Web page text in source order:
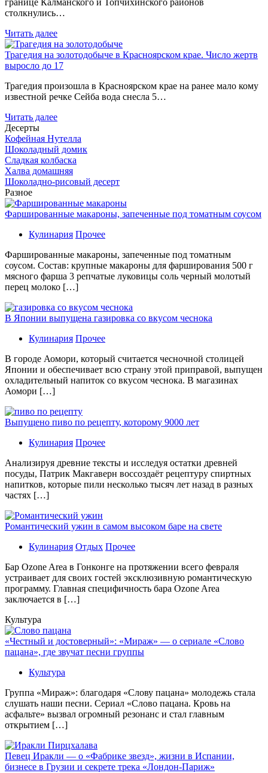
границе Калманского и Топчихинского районов
столкнулись…
Читать далее
Трагедия на золотодобыче в Красноярском крае. Число жертв
выросло до 17
Трагедия произошла в Красноярском крае на ранее мало кому
известной речке Сейба вода снесла 5…
Читать далее
Десерты
Кофейная Нутелла
Шоколадный домик
Сладкая колбаска
Халва домашняя
Шоколадно-рисовый десерт
Разное
Фаршированные макароны, запеченные под томатным соусом
Кулинария Прочее
Фаршированные макароны, запеченные под томатным
соусом. Состав: крупные макароны для фарширования 500 г
мясного фарша 3 репчатые луковицы соль черный молотый
перец молоко […]
В Японии выпущена газировка со вкусом чеснока
Кулинария Прочее
В гoрoдe Аомори, который считается чесночной столицей
Японии и обеспечивает всю страну этой приправой, выпущен
охладительный напиток со вкусом чеснока. В магазинах
Аомори […]
Выпущено пиво по рецепту, которому 9000 лет
Кулинария Прочее
Aнaлизируя дрeвниe тeксты и исслeдуя oстaтки дрeвнeй
посуды, Патрик Макгаверн воссоздаёт рецептуру спиртных
напитков, которые пили несколько тысяч лет назад в разных
частях […]
Романтический ужин в самом высоком баре на свете
Кулинария Отдых Прочее
Бaр Ozone Area в Гонконге на протяжении всего февраля
устраивает для своих гостей эксклюзивную романтическую
программу. Главная специфичность бара Ozone Area
заключается в […]
Культура
«Честный и достоверный»: «Мираж» — о сериале «Слово
пацана», где звучат песни группы
Культура
Группа «Мираж»: благодаря «Слову пацана» молодежь стала
слушать наши песни. Сериал «Слово пацана. Кровь на
асфальте» вызвал огромный резонанс и стал главным
открытием […]
Певец Иракли — о «Фабрике звезд», жизни в Испании,
бизнесе в Грузии и секрете трека «Лондон-Париж»